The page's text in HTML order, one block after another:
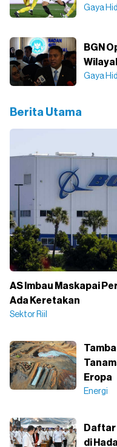
Gaya
BGN
Gaya
Berita Utama
AS Imbau Maskapai
Ada Keretakan
Sektor Riil
Eropa
Energi
Daftar
di